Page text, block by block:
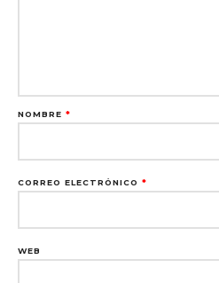
NOMBRE *
CORREO ELECTRÓNICO *
WEB